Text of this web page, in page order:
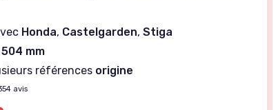
Honda, Castelgarden,Stiga
504 mm
références origine
avis